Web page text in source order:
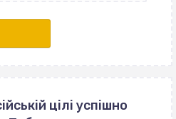
цілі успішно